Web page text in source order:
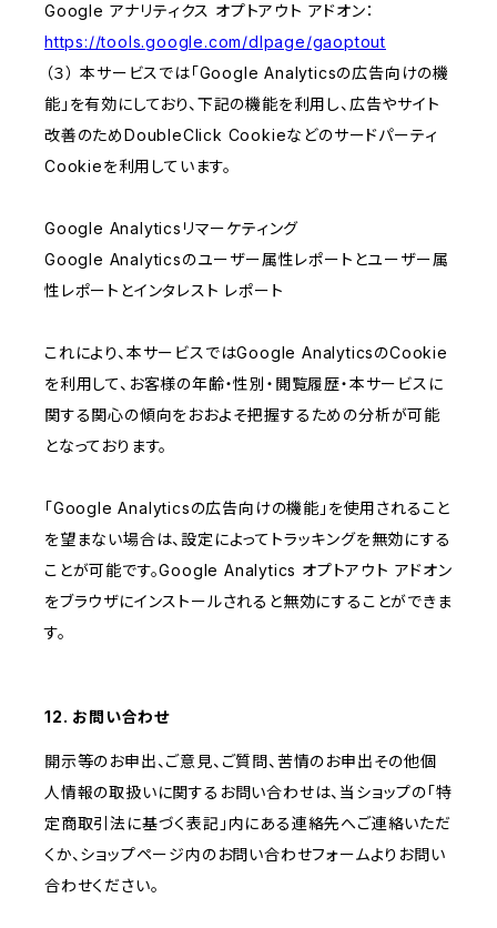
Google アナリティクス オプトアウト アドオン：
https://tools.google.com/dlpage/gaoptout
（３） 本サービスでは「Google Analyticsの広告向けの機
能」を有効にしており、下記の機能を利用し、広告やサイト
改善のためDoubleClick Cookieなどのサードパーティ
Cookieを利用しています。
Google Analyticsリマーケティング
Google Analyticsのユーザー属性レポートとユーザー属
性レポートとインタレスト レポート
これにより、本サービスではGoogle AnalyticsのCookie
を利用して、お客様の年齢・性別・閲覧履歴・本サービスに
関する関心の傾向をおおよそ把握するための分析が可能
となっております。
「Google Analyticsの広告向けの機能」を使用されること
を望まない場合は、設定によってトラッキングを無効にする
ことが可能です。Google Analytics オプトアウト アドオン
をブラウザにインストールされると無効にすることができま
す。
12. お問い合わせ
開示等のお申出、ご意見、ご質問、苦情のお申出その他個
人情報の取扱いに関するお問い合わせは、当ショップの「特
定商取引法に基づく表記」内にある連絡先へご連絡いただ
くか、ショップページ内のお問い合わせフォームよりお問い
合わせください。